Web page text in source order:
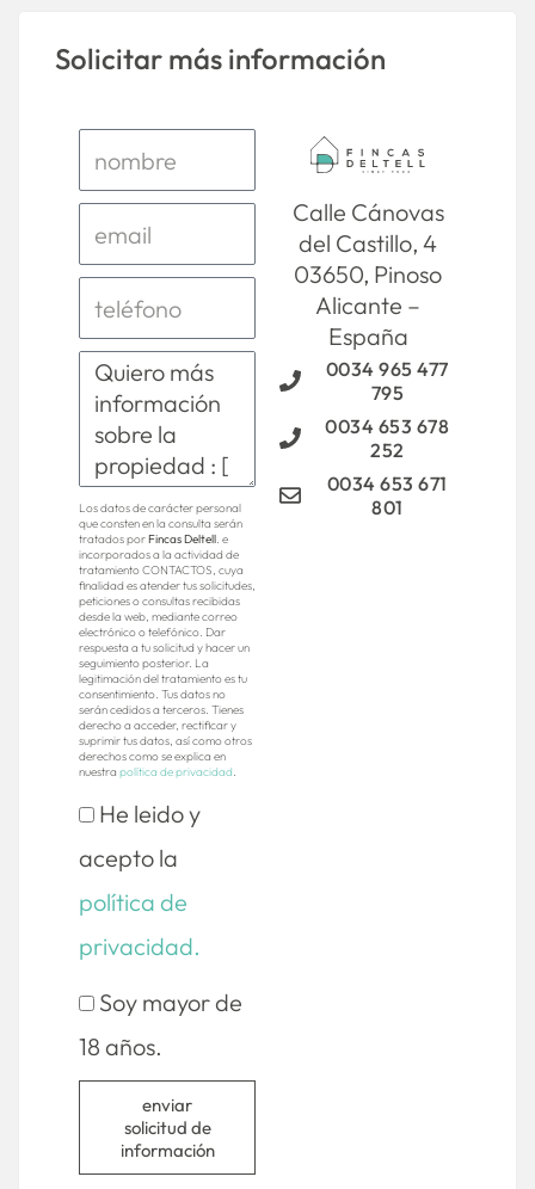
Solicitar más información
Los datos de carácter personal
que consten en la consulta serán
tratados porFincas Deltell. e
incorporados a la actividad de
tratamiento CONTACTOS, cuya
finalidad es atender tus solicitudes,
peticiones o consultas recibidas
desde la web, mediante correo
electrónico o telefónico. Dar
respuesta a tu solicitud y hacer un
seguimiento posterior. La
legitimación del tratamiento es tu
consentimiento. Tus datos no
serán cedidos a terceros. Tienes
derecho a acceder, rectificar y
suprimir tus datos, así como otros
derechos como se explica en
nuestra política de privacidad.
He leido y
acepto la
política de
privacidad.
Soy mayor de
18 años.
enviar
solicitud de
información
Calle Cánovas
del Castillo, 4
03650, Pinoso
Alicante –
España
0034 965 477
795
0034 653 678
252
0034 653 671
801